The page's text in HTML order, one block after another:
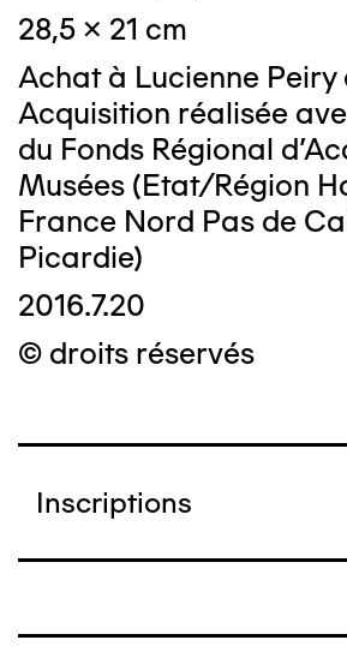
28,5 x 21 cm
Achat à Lucienne Peiry
Acquisition réalisée
du Fonds Régional
Musées (Etat/Région
France Nord Pas de
Picardie)
2016.7.20
© droits réservés
Inscriptions